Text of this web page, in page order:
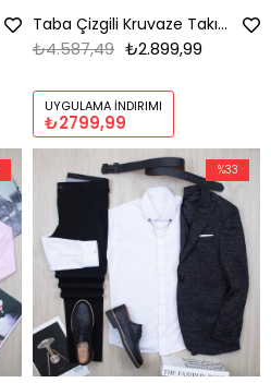
Taba Çizgili Kruvaze Takım Elbise Kombini
₺2.899,99
₺4.587,49
UYGULAMA İNDIRIMI
₺2799,99
%33